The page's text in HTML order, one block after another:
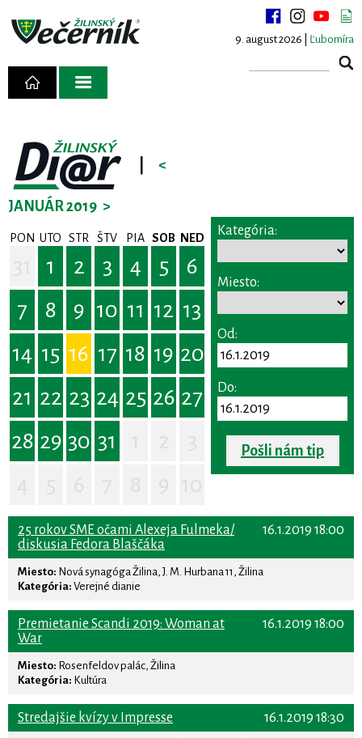
9. august 2026 | Ľubomíra
<
JANUÁR 2019 >
PON UTO STR ŠTV PIA SOB NED
1 2 3 4 5
6
7
8 9 10 11 12 13
14 15 16 17 18 19 20
21 22 23 24 25 26 27
28 29 30 31
Kategória:
Miesto:
Od:
Do:
Pošli nám tip
16.1.2019 18:00
25 rokov SME očami Alexeja Fulmeka/
diskusia Fedora Blaščáka
Miesto: Nová synagóga Žilina, J. M. Hurbana 11, Žilina
Kategória: Verejné dianie
16.1.2019 18:00
Premietanie Scandi 2019: Woman at
War
Miesto: Rosenfeldov palác, Žilina
Kategória: Kultúra
16.1.2019 18:30
Stredajšie kvízy v Impresse